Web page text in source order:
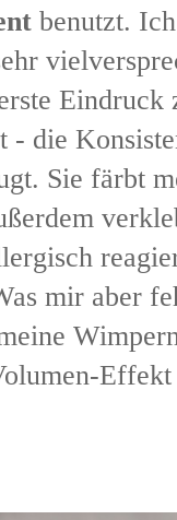
benutzt.
- die
Sie färbt
mir aber